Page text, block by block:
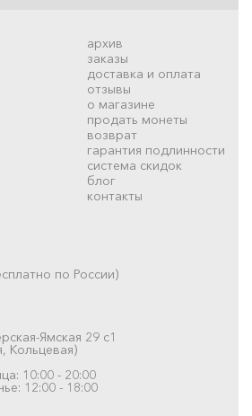
архив
заказы
доставка и оплата
отзывы
о магазине
продать монеты
возврат
гарантия подлинности
система скидок
блог
контакты
по России)
Ямская 29 с1
Кольцевая)
10:00 - 20:00
12:00 - 18:00